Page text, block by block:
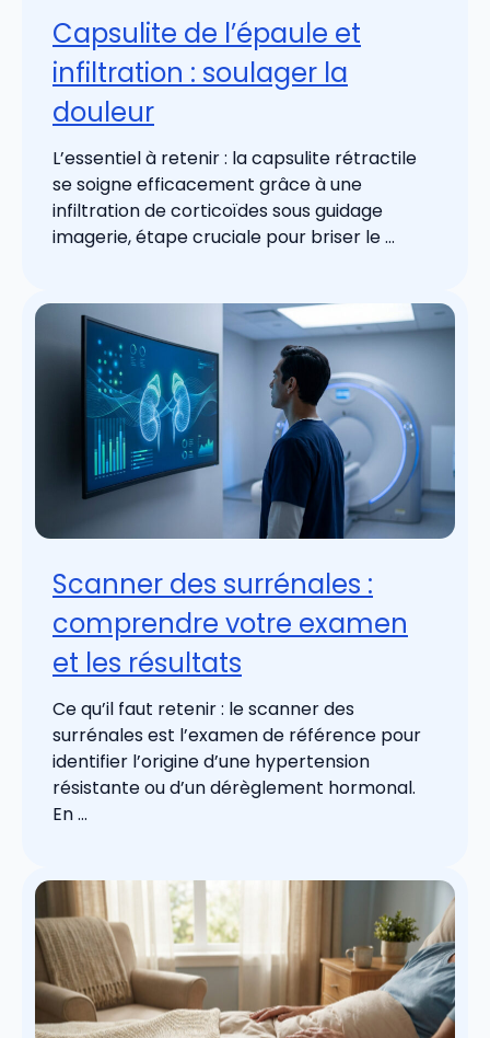
Capsulite de l’épaule et
infiltration : soulager la
douleur
L’essentiel à retenir : la capsulite rétractile
se soigne efficacement grâce à une
infiltration de corticoïdes sous guidage
imagerie, étape cruciale pour briser le ...
Scanner des surrénales :
comprendre votre examen
et les résultats
Ce qu’il faut retenir : le scanner des
surrénales est l’examen de référence pour
identifier l’origine d’une hypertension
résistante ou d’un dérèglement hormonal.
En ...